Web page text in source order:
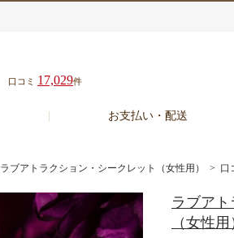
口コミ 17,029件
お支払い・配送
ラブアトラクション・シークレット（女性用） > 口
ラブア
（女性用